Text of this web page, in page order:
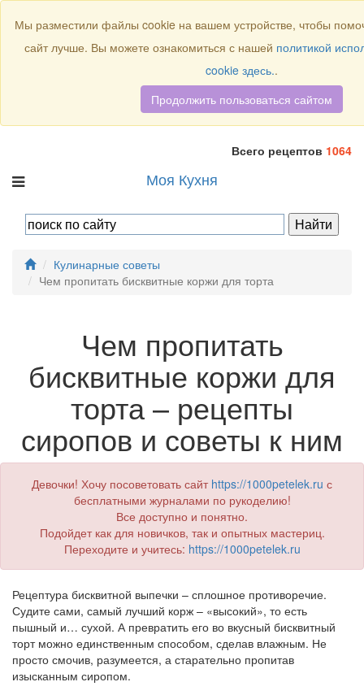
Всего рецептов 1064
Моя Кухня
Кулинарные советы
Чем пропитать бисквитные коржи для торта
Чем пропитать
бисквитные коржи для
торта – рецепты
сиропов и советы к ним
Девочки! Хочу посоветовать сайт https://1000petelek.ru с
бесплатными журналами по рукоделию!
Все доступно и понятно.
Подойдет как для новичков, так и опытных мастериц.
Переходите и учитесь: https://1000petelek.ru
Рецептура бисквитной выпечки – сплошное противоречие.
Судите сами, самый лучший корж – «высокий», то есть
пышный и… сухой. А превратить его во вкусный бисквитный
торт можно единственным способом, сделав влажным. Не
просто смочив, разумеется, а старательно пропитав
изысканным сиропом.
Мы разместили файлы cookie на вашем устройстве, чтобы
сайт лучше. Вы можете ознакомиться с нашей политикой
cookie здесь..
Продолжить пользоваться сайтом